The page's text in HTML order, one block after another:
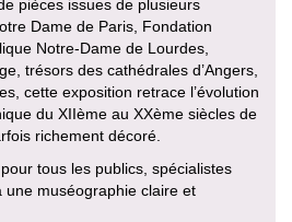
pièces issues de plusieurs
Dame de Paris, Fondation
Notre-Dame de Lourdes,
trésors des cathédrales d’Angers,
cette exposition retrace l’évolution
du XIIème au XXème siècles de
richement décoré.
tous les publics, spécialistes
muséographie claire et